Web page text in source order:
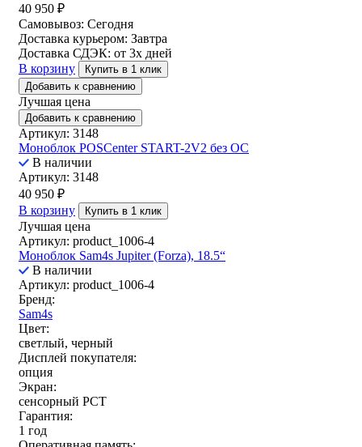
40 950 ₽
Самовывоз: Сегодня
Доставка курьером: Завтра
Доставка СДЭК: от 3х дней
В корзину
Купить в 1 клик
Добавить к сравнению
Лучшая цена
Добавить к сравнению
Артикул: 3148
Моноблок POSCenter START-2V2 без ОС
В наличии
Артикул: 3148
40 950 ₽
В корзину
Купить в 1 клик
Лучшая цена
Артикул: product_1006-4
Моноблок Sam4s Jupiter (Forza), 18.5“
В наличии
Артикул: product_1006-4
Бренд:
Sam4s
Цвет:
светлый, черный
Дисплей покупателя:
опция
Экран:
сенсорный РСТ
Гарантия:
1 год